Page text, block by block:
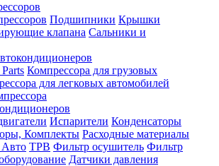
Подшипники Крышки
клапана Сальники и
Компрессора для грузовых
для легковых автомобилей
Испарители Конденсаторы
Комплекты Расходные материалы
Авто ТРВ Фильтр осушитель Фильтр
Датчики давления